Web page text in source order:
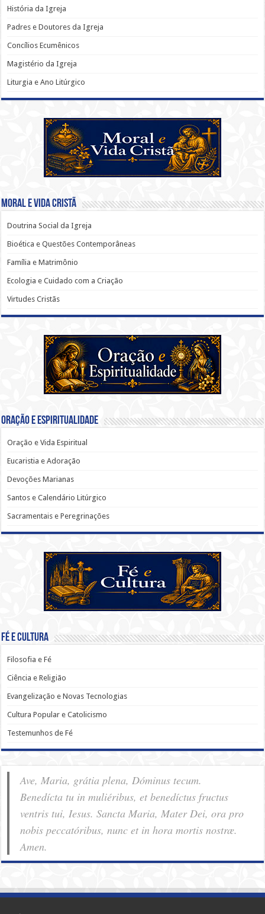
História da Igreja
Padres e Doutores da Igreja
Concílios Ecumênicos
Magistério da Igreja
Liturgia e Ano Litúrgico
Moral e Vida Cristã
Doutrina Social da Igreja
Bioética e Questões Contemporâneas
Família e Matrimônio
Ecologia e Cuidado com a Criação
Virtudes Cristãs
Oração e Espiritualidade
Oração e Vida Espiritual
Eucaristia e Adoração
Devoções Marianas
Santos e Calendário Litúrgico
Sacramentais e Peregrinações
Fé e Cultura
Filosofia e Fé
Ciência e Religião
Evangelização e Novas Tecnologias
Cultura Popular e Catolicismo
Testemunhos de Fé
Ave, Maria, grátia plena, Dóminus tecum.
Benedícta tu in muliéribus, et benedíctus fructus
ventris tui, Iesus. Sancta Maria, Mater Dei, ora pro
nobis pec­ca­tóribus, nunc et in hora mortis nostræ.
Amen.